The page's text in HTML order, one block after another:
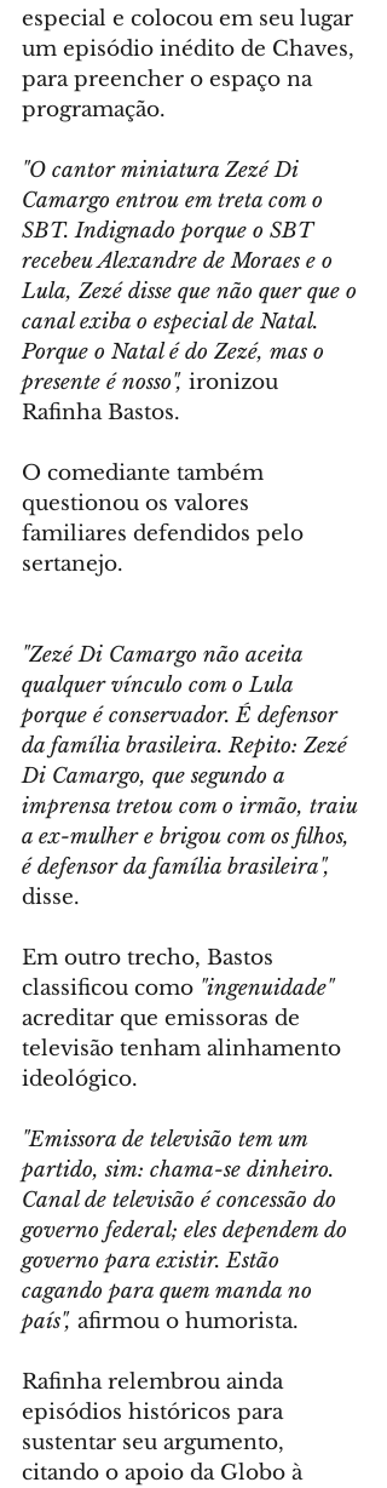
especial e colocou em seu lugar
um episódio inédito de Chaves,
para preencher o espaço na
programação.
"O cantor miniatura Zezé Di
Camargo entrou em treta com o
SBT. Indignado porque o SBT
recebeu Alexandre de Moraes e o
Lula, Zezé disse que não quer que o
canal exiba o especial de Natal.
Porque o Natal é do Zezé, mas o
presente é nosso", ironizou
Rafinha Bastos.
O comediante também
questionou os valores
familiares defendidos pelo
sertanejo.
"Zezé Di Camargo não aceita
qualquer vínculo com o Lula
porque é conservador. É defensor
da família brasileira. Repito: Zezé
Di Camargo, que segundo a
imprensa tretou com o irmão, traiu
a ex-mulher e brigou com os filhos,
é defensor da família brasileira",
disse.
Em outro trecho, Bastos
classificou como "ingenuidade"
acreditar que emissoras de
televisão tenham alinhamento
ideológico.
"Emissora de televisão tem um
partido, sim: chama-se dinheiro.
Canal de televisão é concessão do
governo federal; eles dependem do
governo para existir. Estão
cagando para quem manda no
país", afirmou o humorista.
Rafinha relembrou ainda
episódios históricos para
sustentar seu argumento,
citando o apoio da Globo à